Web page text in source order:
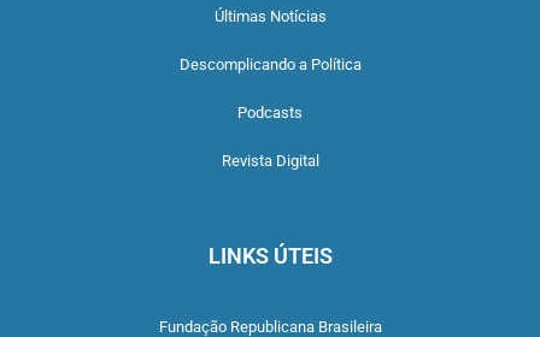
Últimas Notícias
Descomplicando a Política
Podcasts
Revista Digital
LINKS ÚTEIS
Fundação Republicana Brasileira